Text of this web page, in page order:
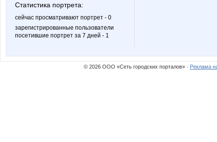
Статистика портрета:
сейчас просматривают портрет - 0
зарегистрированные пользователи
посетившие портрет за 7 дней - 1
© 2026 ООО «Сеть городских порталов» · Реклама